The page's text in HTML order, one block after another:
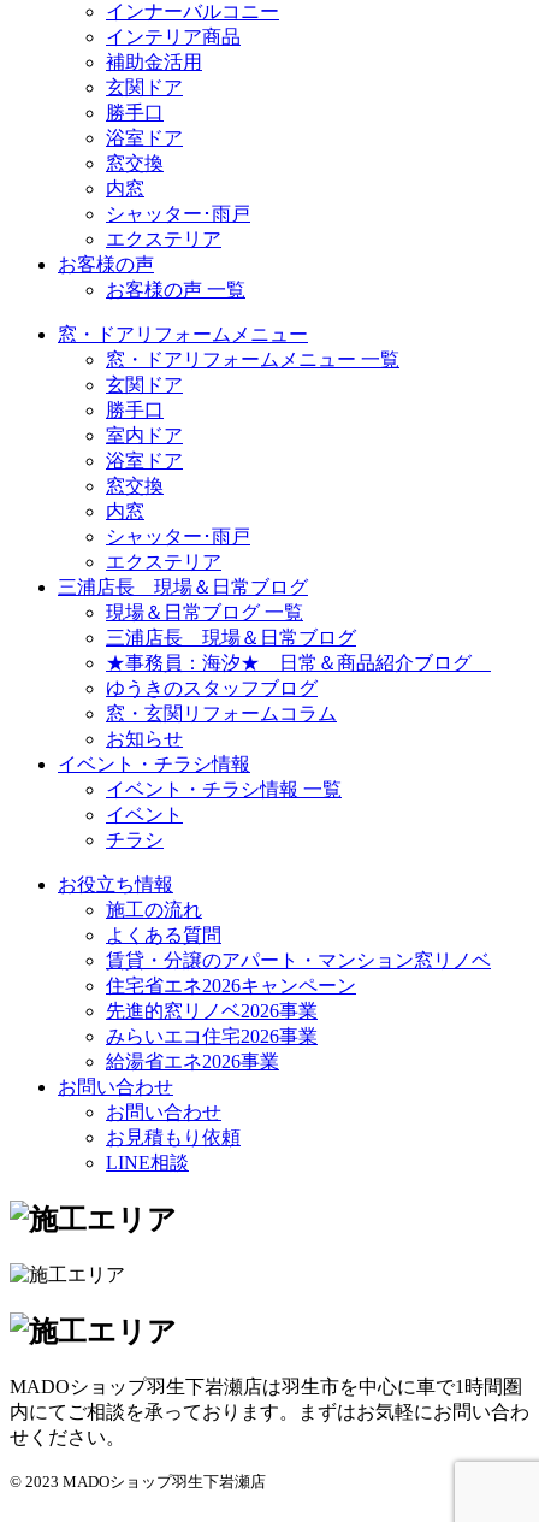
インナーバルコニー
インテリア商品
補助金活用
玄関ドア
勝手口
浴室ドア
窓交換
内窓
シャッター･雨戸
エクステリア
お客様の声
お客様の声 一覧
窓・ドアリフォームメニュー
窓・ドアリフォームメニュー 一覧
玄関ドア
勝手口
室内ドア
浴室ドア
窓交換
内窓
シャッター･雨戸
エクステリア
三浦店長 現場＆日常ブログ
現場＆日常ブログ 一覧
三浦店長 現場＆日常ブログ
★事務員：海汐★ 日常＆商品紹介ブログ
ゆうきのスタッフブログ
窓・玄関リフォームコラム
お知らせ
イベント・チラシ情報
イベント・チラシ情報 一覧
イベント
チラシ
お役立ち情報
施工の流れ
よくある質問
賃貸・分譲のアパート・マンション窓リノベ
住宅省エネ2026キャンペーン
先進的窓リノベ2026事業
みらいエコ住宅2026事業
給湯省エネ2026事業
お問い合わせ
お問い合わせ
お見積もり依頼
LINE相談
MADOショップ羽生下岩瀬店は羽生市を中心に車で1時間圏
内にてご相談を承っております。まずはお気軽にお問い合わ
せください。
© 2023 MADOショップ羽生下岩瀬店